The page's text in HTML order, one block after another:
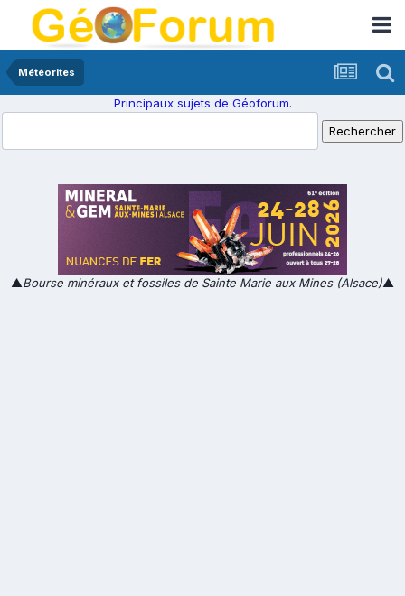
Météorites
Principaux sujets de Géoforum.
▲Bourse minéraux et fossiles de Sainte Marie aux Mines (Alsace)▲